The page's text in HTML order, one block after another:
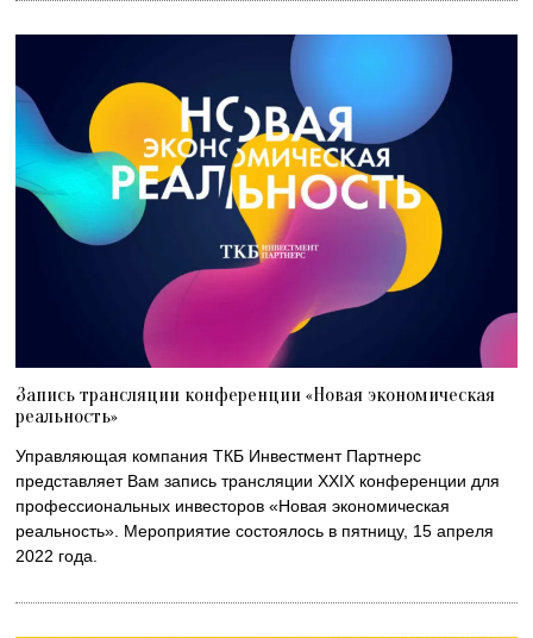
Запись трансляции конференции «Новая экономическая
реальность»
Управляющая компания ТКБ Инвестмент Партнерс
представляет Вам запись трансляции XXIX конференции для
профессиональных инвесторов «Новая экономическая
реальность». Мероприятие состоялось в пятницу, 15 апреля
2022 года.